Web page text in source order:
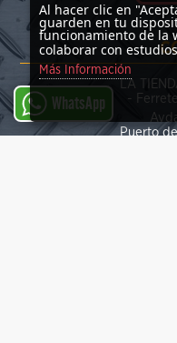
LA
-
Puerto
WhatsApp
Al hacer clic en
guarden en tu
funcionamiento de la
colaborar con
Más Información